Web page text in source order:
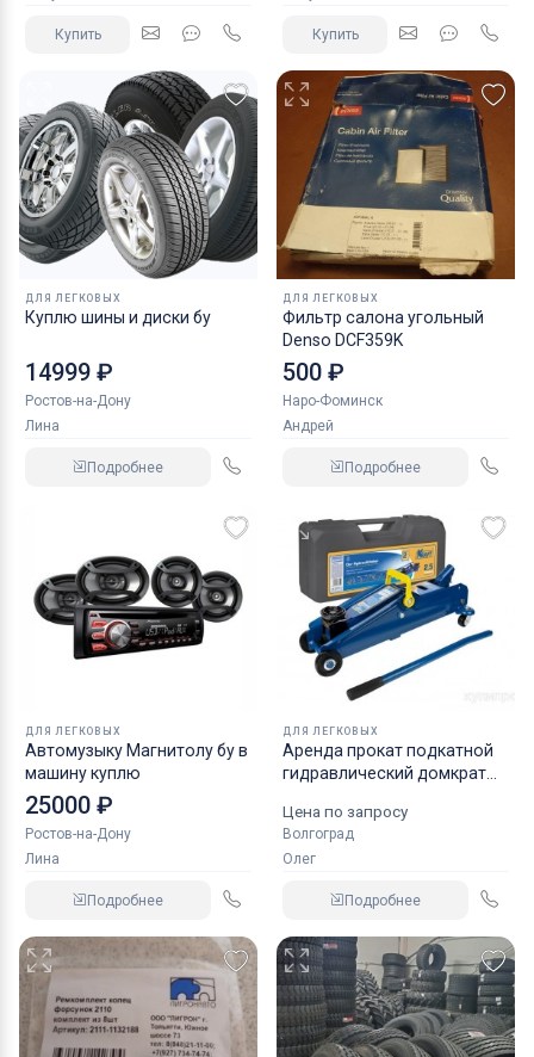
Купить Купить
ДЛЯ ЛЕГКОВЫХ
Куплю шины и диски бу
14999 ₽
Ростов-на-Дону
Лина
Подробнее
ДЛЯ ЛЕГКОВЫХ
Фильтр салона угольный
Denso DCF359K
500 ₽
Наро-Фоминск
Андрей
Подробнее
ДЛЯ ЛЕГКОВЫХ
Автомузыку Магнитолу бу в
машину куплю
25000 ₽
Ростов-на-Дону
Лина
Подробнее
ДЛЯ ЛЕГКОВЫХ
Аренда прокат подкатной
гидравлический домкрат
Цена по запросу
Волгоград
Олег
Подробнее